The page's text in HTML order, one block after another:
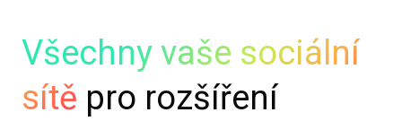
Všechny vaše sociální
sítě pro rozšíření